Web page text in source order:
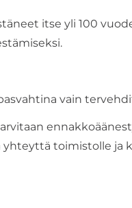
itse yli 100
vain
yhteyttä toimistolle ja